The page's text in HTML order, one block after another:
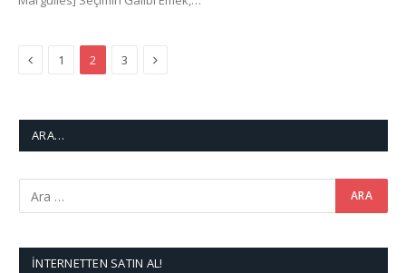
Previous
1 2 3 Next
ARA…
İNTERNETTEN SATIN AL!